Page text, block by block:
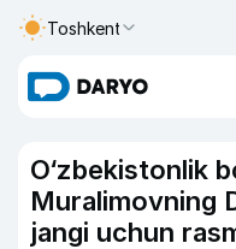
Toshkent
O‘zbekistonlik
Muralimovning
jangi uchun